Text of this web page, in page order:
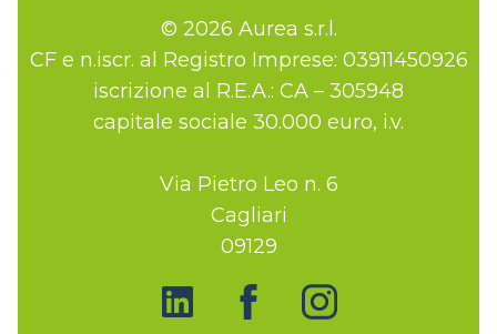
© 2026 Aurea s.r.l.
CF e n.iscr. al Registro Imprese: 03911450926
iscrizione al R.E.A.: CA – 305948
capitale sociale 30.000 euro, i.v.
Via Pietro Leo n. 6
Cagliari
09129